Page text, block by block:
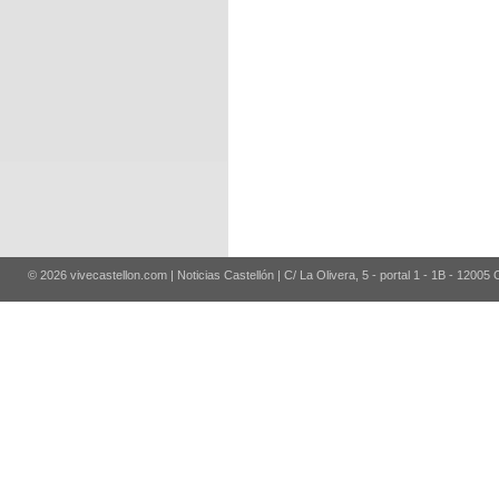
© 2026 vivecastellon.com | Noticias Castellón | C/ La Olivera, 5 - portal 1 - 1B - 12005